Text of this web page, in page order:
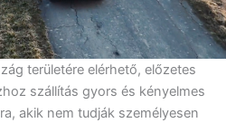
területére elérhető, előzetes
szállítás gyors és kényelmes
akik nem tudják személyesen